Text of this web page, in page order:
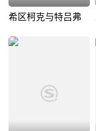
希区柯克与特吕弗